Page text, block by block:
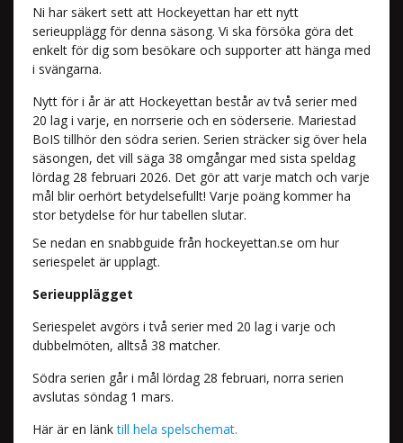
Ni har säkert sett att Hockeyettan har ett nytt
serieupplägg för denna säsong. Vi ska försöka göra det
enkelt för dig som besökare och supporter att hänga med
i svängarna.
Nytt för i år är att Hockeyettan består av två serier med
20 lag i varje, en norrserie och en söderserie. Mariestad
BoIS tillhör den södra serien. Serien sträcker sig över hela
säsongen, det vill säga 38 omgångar med sista speldag
lördag 28 februari 2026. Det gör att varje match och varje
mål blir oerhört betydelsefullt! Varje poäng kommer ha
stor betydelse för hur tabellen slutar.
Se nedan en snabbguide från hockeyettan.se om hur
seriespelet är upplagt.
Serieupplägget
Seriespelet avgörs i två serier med 20 lag i varje och
dubbelmöten, alltså 38 matcher.
Södra serien går i mål lördag 28 februari, norra serien
avslutas söndag 1 mars.
Här är en länktill hela spelschemat.